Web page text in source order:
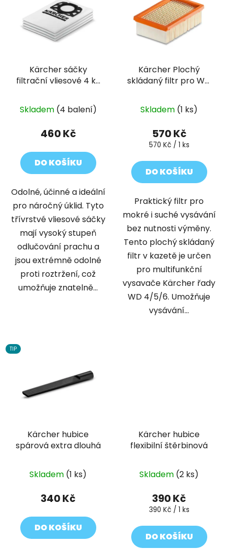
Kärcher sáčky
filtrační vliesové 4 ks
Skladem (4 balení)
460 Kč
DO KOŠÍKU
Odolné, účinné a ideální
pro náročný úklid. Tyto
třívrstvé vliesové sáčky
mají vysoký stupeň
odlučování prachu a
jsou extrémně odolné
proti roztržení, což
umožňuje znatelně...
Kärcher Plochý
skládaný filtr pro WD
Skladem (1 ks)
570 Kč
Měrná
570 Kč / 1 ks
DO KOŠÍKU
Praktický filtr pro
mokré i suché vysávání
bez nutnosti výměny.
Tento plochý skládaný
filtr v kazetě je určen
pro multifunkční
vysavače Kärcher řady
WD 4/5/6. Umožňuje
vysávání...
TIP
Kärcher hubice
spárová extra dlouhá
Skladem (1 ks)
340 Kč
DO KOŠÍKU
Kärcher hubice
flexibilní štěrbinová
Skladem (2 ks)
390 Kč
Měrná
390 Kč / 1 ks
DO KOŠÍKU